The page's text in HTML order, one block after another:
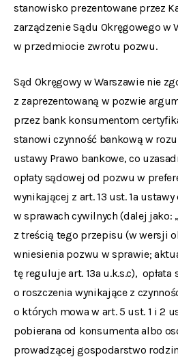
stanowisko prezentowane przez
zarządzenie Sądu Okręgowego w
w przedmiocie zwrotu pozwu.
Sąd Okręgowy w Warszawie nie
z zaprezentowaną w pozwie
przez bank konsumentom
stanowi czynność bankową w
ustawy Prawo bankowe, co
opłaty sądowej od pozwu w
wynikającej z art. 13 ust. 1a
w sprawach cywilnych (dalej jako: „
z treścią tego przepisu (w wersji
wniesienia pozwu w sprawie;
tę reguluje art. 13a u.k.s.c),
o roszczenia wynikające z
o których mowa w art. 5 ust. 1 i 2
pobierana od konsumenta albo
prowadzącej gospodarstwo